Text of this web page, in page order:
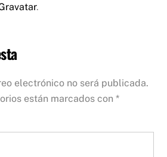
.
electrónico no será publicada.
están marcados con*